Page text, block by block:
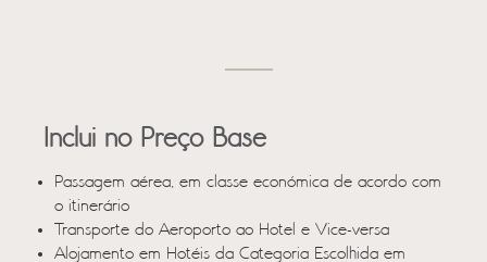
Inclui no Preço Base
Passagem aérea, em classe económica de acordo com
o itinerário
Transporte do Aeroporto ao Hotel e Vice-versa
Alojamento em Hotéis da Categoria Escolhida em